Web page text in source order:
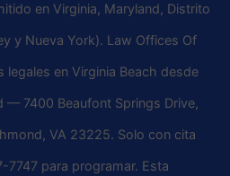
en Virginia, Maryland, Distrito
y Nueva York). Law Offices Of
legales en Virginia Beach desde
— 7400 Beaufont Springs Drive,
VA 23225. Solo con cita
7747 para programar. Esta